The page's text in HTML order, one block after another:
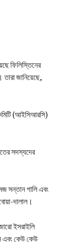
ফিলিস্তিনের
তারা জানিয়েছে,
(আইসিআরসি)
সদস্যদের
সন্তান গালি এবং
দালাল।
ইসরাইলি
এবং কেউ কেউ